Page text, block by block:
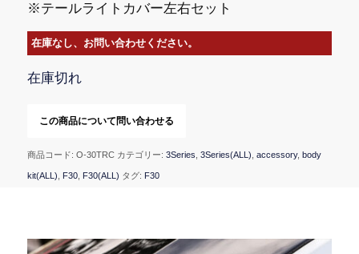
※テールライトカバー左右セット
在庫なし、お問い合わせください。
在庫切れ
商品コード: O-30TRC カテゴリー: 3Series 3Series(ALL) accessory, body
kit(ALL) F30, F30(ALL) タグ: F30